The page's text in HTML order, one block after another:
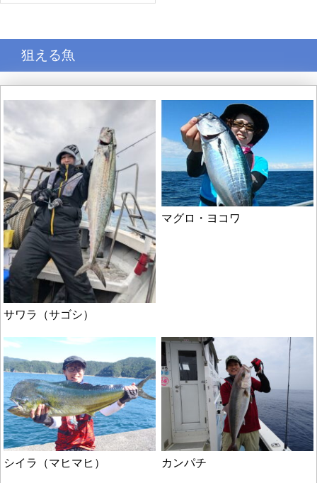
狙える魚
サワラ（サゴシ）
マグロ・ヨコワ
シイラ（マヒマヒ） カンパチ